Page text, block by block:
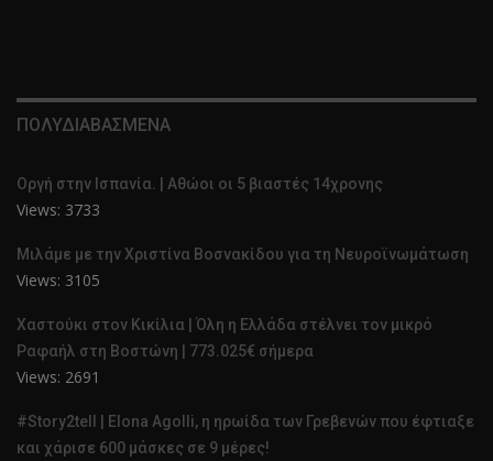
ΠΟΛΥΔΙΑΒΑΣΜΕΝΑ
Οργή στην Ισπανία. | Αθώοι οι 5 βιαστές 14χρονης
Views: 3733
Μιλάμε με την Χριστίνα Βοσνακίδου για τη Νευροϊνωμάτωση
Views: 3105
Χαστούκι στον Κικίλια | Όλη η Ελλάδα στέλνει τον μικρό
Ραφαήλ στη Βοστώνη | 773.025€ σήμερα
Views: 2691
#Story2tell | Elona Agolli, η ηρωίδα των Γρεβενών που έφτιαξε
και χάρισε 600 μάσκες σε 9 μέρες!